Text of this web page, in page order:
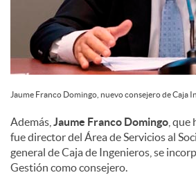
Jaume Franco Domingo, nuevo consejero de Caja
Además, Jaume Franco Domingo ,
fue director del Área de Servicios al
general de Caja de Ingenieros, se
Gestión como consejero.